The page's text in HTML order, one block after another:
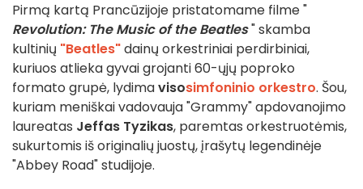
Pirmą kartą Prancūzijoje pristatomame filme "
Revolution: The Music of the Beatles" skamba
kultinių "Beatles"dainų orkestriniai perdirbiniai,
kuriuos atlieka gyvai grojanti 60-ųjų poproko
formato grupė, lydimavisosimfoninio orkestro. Šou,
kuriam meniškai vadovauja "Grammy" apdovanojimo
laureatas Jeffas Tyzikas, paremtas orkestruotėmis,
sukurtomis iš originalių juostų, įrašytų legendinėje
"Abbey Road" studijoje.